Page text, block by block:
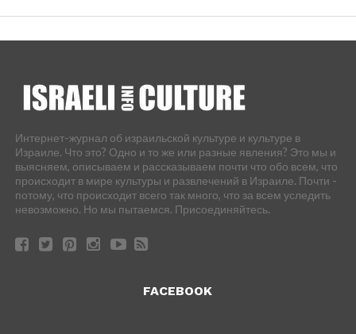
Интернет-журнал об израильской культуре и культуре в
Израиле. Что это? Одно и то же или разные явления? Это мы и
выясняем, описываем и рассказываем почти что обо всем, что
происходит в мире культуры и развлечений в Израиле. Почти -
потому, что происходит всего так много, что за всем уследить
невозможно. Но мы пытаемся. Присоединяйтесь.
FACEBOOK